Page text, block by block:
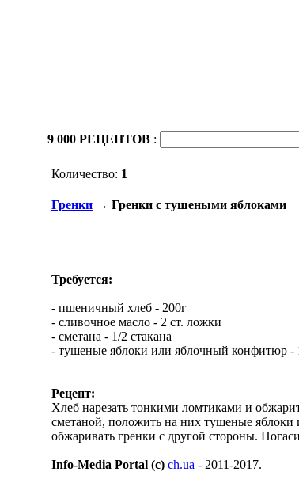
9 000 РЕЦЕПТОВ :
Количество: 1
Гренки → Гренки с тушеными яблоками
Требуется:
- пшеничный хлеб - 200г
- сливочное масло - 2 ст. ложки
- сметана - 1/2 стакана
- тушеные яблоки или яблочный конфитюр -
Рецепт:
Хлеб нарезать тонкими ломтиками и
сметаной, положить на них тушеные
обжаривать гренки с другой стороны.
Info-Media Portal (c) ch.ua - 2011-2017.